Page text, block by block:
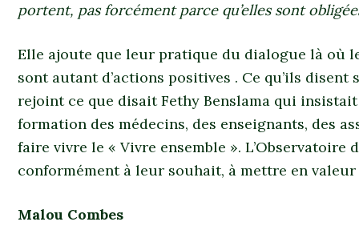
portent, pas forcément parce qu’elles sont
Elle ajoute que leur pratique du dialogue là où
sont autant d’actions positives . Ce qu’ils
rejoint ce que disait Fethy Benslama qui
formation des médecins, des enseignants, des
faire vivre le « Vivre ensemble ».
conformément à leur souhait, à mettre en
Malou Combes